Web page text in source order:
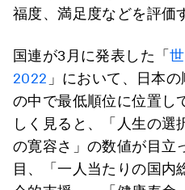
福度、満足度などを評価
国連が3月に発表した「
2022 」において、日本
の中で最低順位に位置し
しく見ると、「人生の選
の寛容さ」の数値が目立
目、「一人当たりの国内